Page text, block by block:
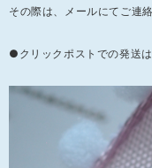
その際は、メールにてご連
●クリックポストでの発送